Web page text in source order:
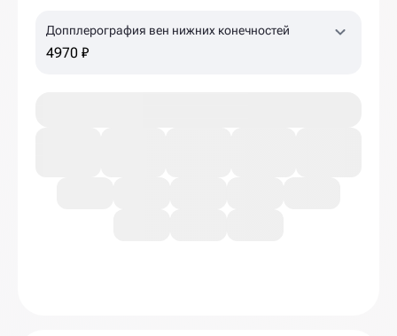
Допплерография вен нижних конечностей
4970 ₽